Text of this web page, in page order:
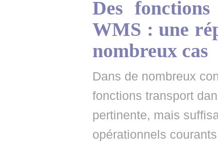
Des
WMS : une
nombreux cas
Dans de nombreux
fonctions transport
pertinente, mais
opérationnels